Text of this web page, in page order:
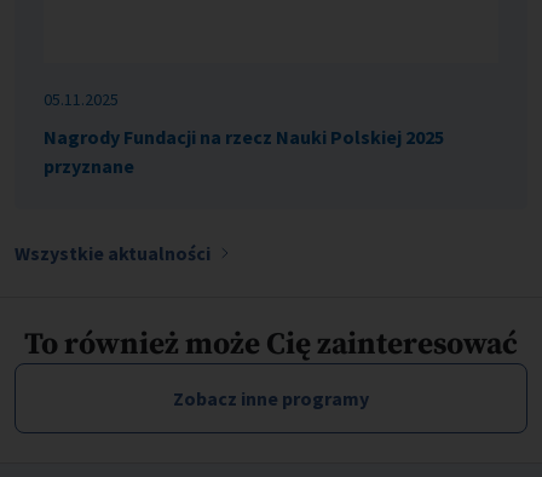
05.11.2025
Nagrody Fundacji na rzecz Nauki Polskiej 2025
przyznane
Wszystkie aktualności
To również może Cię zainteresować
Zobacz inne programy